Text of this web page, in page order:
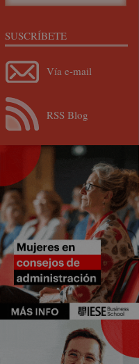
SUSCRÍBETE
Vía e-mail
RSS Blog